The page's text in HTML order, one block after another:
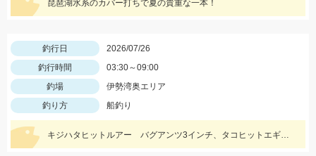
琵琶湖水系のカバー打ちで夏の貴重な一本！
釣行日
2026/07/26
釣行時間
03:30～09:00
釣場
伊勢湾奥エリア
釣り方
船釣り
キジハタヒットルアー バグアンツ3インチ、タコヒットエギ ジエギオクタビアススッテ